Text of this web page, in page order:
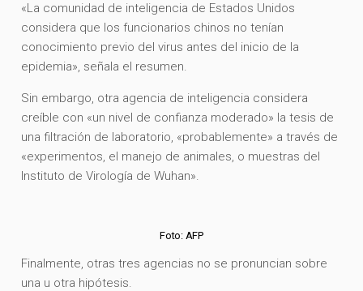
«La comunidad de inteligencia de Estados Unidos
considera que los funcionarios chinos no tenían
conocimiento previo del virus antes del inicio de la
epidemia», señala el resumen.
Sin embargo, otra agencia de inteligencia considera
creíble con «un nivel de confianza moderado» la tesis de
una filtración de laboratorio, «probablemente» a través de
«experimentos, el manejo de animales, o muestras del
Instituto de Virología de Wuhan».
Foto: AFP
Finalmente, otras tres agencias no se pronuncian sobre
una u otra hipótesis.